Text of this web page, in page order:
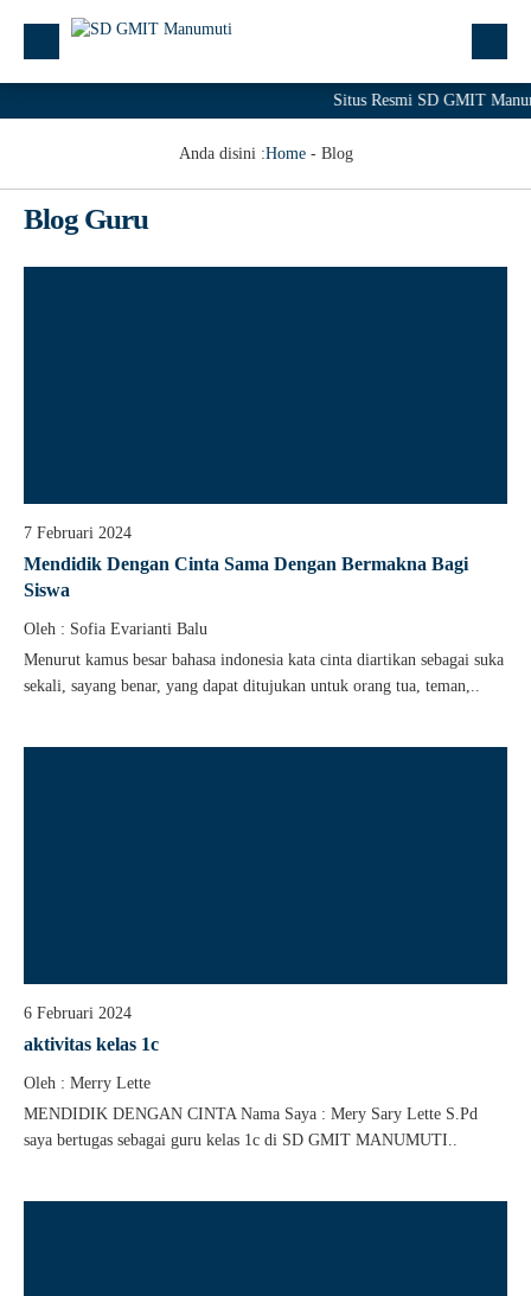
Situs Resmi SD GMIT
Anda disini :Home- Blog
Blog Guru
7 Februari 2024
Mendidik Dengan Cinta Sama Dengan Bermakna Bagi
Siswa
Oleh : Sofia Evarianti Balu
Menurut kamus besar bahasa indonesia kata cinta diartikan sebagai suka
sekali, sayang benar, yang dapat ditujukan untuk orang tua, teman,..
6 Februari 2024
aktivitas kelas 1c
Oleh : Merry Lette
MENDIDIK DENGAN CINTA Nama Saya : Mery Sary Lette S.Pd
saya bertugas sebagai guru kelas 1c di SD GMIT MANUMUTI..